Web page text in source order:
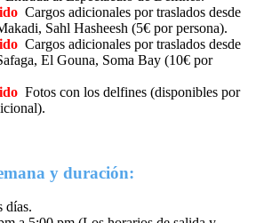
Cargos adicionales por traslados desde
Sahl Hasheesh (5€ por persona).
Cargos adicionales por traslados desde
El Gouna, Soma Bay (10€ por
Fotos con los delfines (disponibles por
y duración:
días.